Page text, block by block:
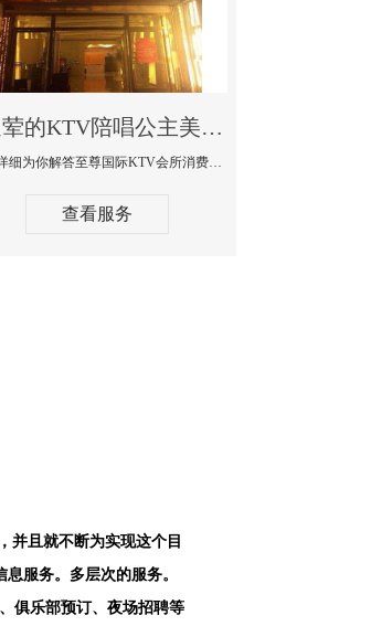
昭通荤的KTV陪唱公主美女哪家最多-至尊国际KTV会所消费价格
本文详细为你解答至尊国际KTV会所消费价格点评，更多关于荤的KTV陪唱公主美女哪家最多免费咨询156-5656-9542微信同步！
查看服务
并且就不断为实现这个目
服务。多层次的服务。
俱乐部预订、夜场招聘等